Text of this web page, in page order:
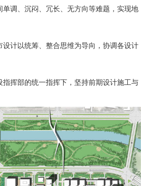
调、沉闷、冗长、无方向等难题，实现地
计以统筹、整合思维为导向，协调各设计
挥部的统一指挥下，坚持前期设计施工与